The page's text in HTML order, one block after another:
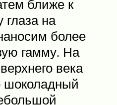
ближе к
глаза на
более
гамму. На
века
шоколадный